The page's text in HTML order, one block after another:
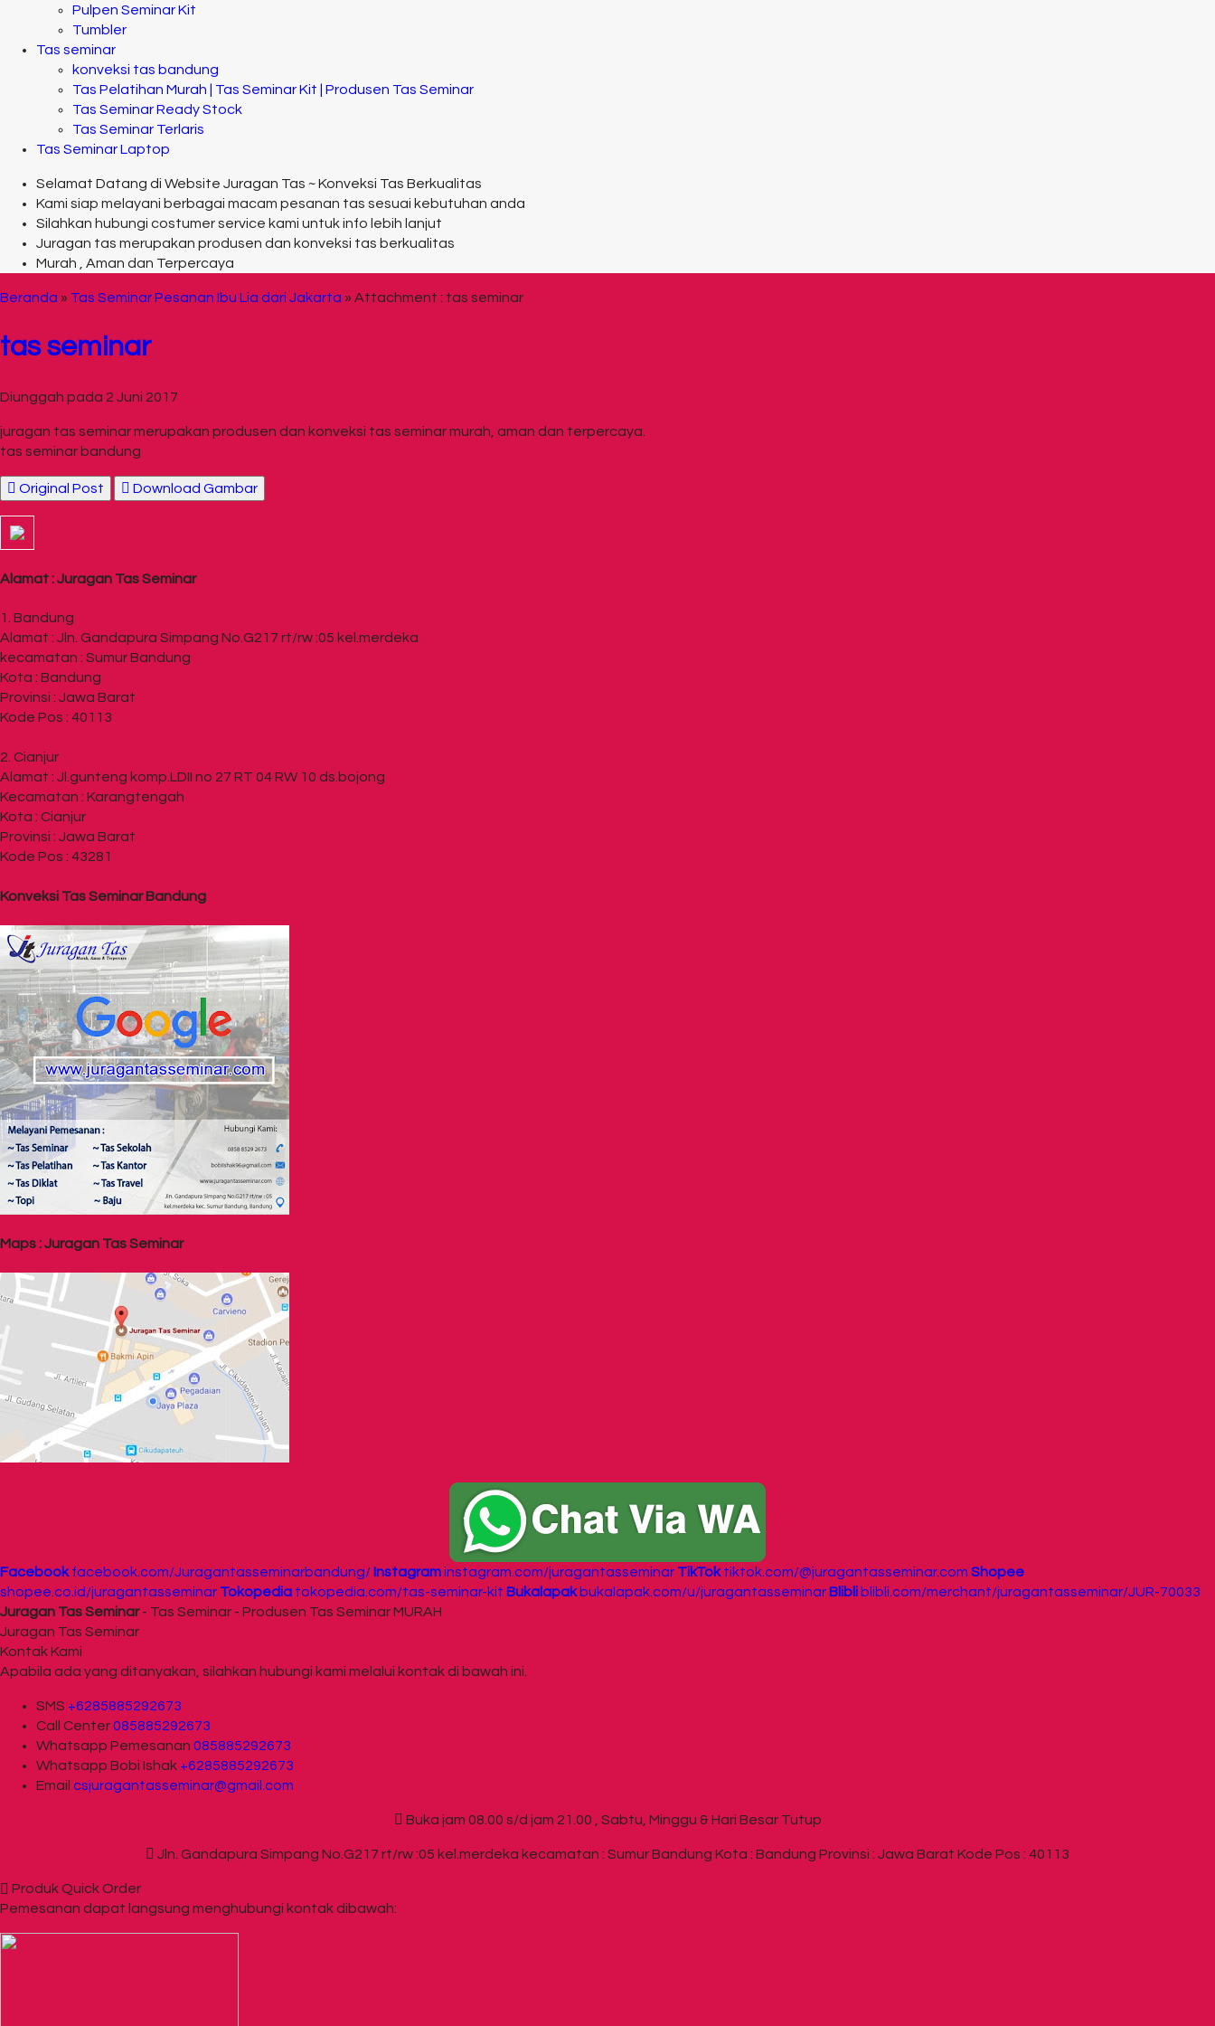
Pulpen Seminar Kit
Tumbler
Tas seminar
konveksi tas bandung
Tas Pelatihan Murah | Tas Seminar Kit | Produsen Tas Seminar
Tas Seminar Ready Stock
Tas Seminar Terlaris
Tas Seminar Laptop
Selamat Datang di Website Juragan Tas ~ Konveksi Tas Berkualitas
Kami siap melayani berbagai macam pesanan tas sesuai kebutuhan anda
Silahkan hubungi costumer service kami untuk info lebih lanjut
Juragan tas merupakan produsen dan konveksi tas berkualitas
Murah , Aman dan Terpercaya
Beranda » Tas Seminar Pesanan Ibu Lia dari Jakarta » Attachment : tas seminar
tas seminar
Diunggah pada 2 Juni 2017
juragan tas seminar merupakan produsen dan konveksi tas seminar murah, aman dan terpercaya.
tas seminar bandung
Original Post Download Gambar
Alamat : Juragan Tas Seminar
1. Bandung
Alamat : Jln. Gandapura Simpang No.G217 rt/rw :05 kel.merdeka
kecamatan : Sumur Bandung
Kota : Bandung
Provinsi : Jawa Barat
Kode Pos : 40113
2. Cianjur
Alamat : Jl.gunteng komp.LDII no 27 RT 04 RW 10 ds.bojong
Kecamatan : Karangtengah
Kota : Cianjur
Provinsi : Jawa Barat
Kode Pos : 43281
Konveksi Tas Seminar Bandung
Maps : Juragan Tas Seminar
Facebook facebook.com/Juragantasseminarbandung/ Instagraminstagram.com/juragantasseminar TikTok tiktok.com/@juragantasseminar.com Shopee
shopee.co.id/juragantasseminar Tokopedia tokopedia.com/tas-seminar-kit Bukalapak bukalapak.com/u/juragantasseminar Blibli blibli.com/merchant/juragantasseminar/JUR-70033
Juragan Tas Seminar- Tas Seminar - Produsen Tas Seminar MURAH
Juragan Tas Seminar
Kontak Kami
Apabila ada yang ditanyakan, silahkan hubungi kami melalui kontak di bawah ini.
SMS +6285885292673
Call Center085885292673
Whatsapp Pemesanan 085885292673
Whatsapp Bobi Ishak +6285885292673
Email csjuragantasseminar@gmail.com
Buka jam 08.00 s/d jam 21.00 , Sabtu, Minggu & Hari Besar Tutup
Jln. Gandapura Simpang No.G217 rt/rw :05 kel.merdeka kecamatan : Sumur Bandung Kota : Bandung Provinsi : Jawa Barat Kode Pos : 40113
Produk Quick Order
Pemesanan dapat langsung menghubungi kontak dibawah: